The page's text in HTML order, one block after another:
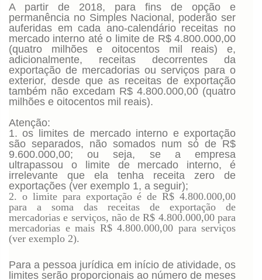
A partir de 2018, para fins de opção e
permanência no Simples Nacional, poderão ser
auferidas em cada ano-calendário receitas no
mercado interno até o limite de R$ 4.800.000,00
(quatro milhões e oitocentos mil reais) e,
adicionalmente, receitas decorrentes da
exportação de mercadorias ou serviços para o
exterior, desde que as receitas de exportação
também não excedam R$ 4.800.000,00 (quatro
milhões e oitocentos mil reais).
Atenção:
1. os limites de mercado interno e exportação
são separados, não somados num só de R$
9.600.000,00; ou seja, se a empresa
ultrapassou o limite de mercado interno, é
irrelevante que ela tenha receita zero de
exportações (ver exemplo 1, a seguir);
2. o limite para exportação é de R$ 4.800.000,00
para a soma das receitas de exportação de
mercadorias e serviços, não de R$ 4.800.000,00 para
mercadorias e mais R$ 4.800.000,00 para serviços
(ver exemplo 2).
Para a pessoa jurídica em início de atividade, os
limites serão proporcionais ao número de meses